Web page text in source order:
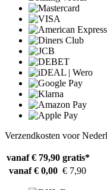
Verzendkosten voor
vanaf € 79,90 gratis*
vanaf € 0,00 € 7,90